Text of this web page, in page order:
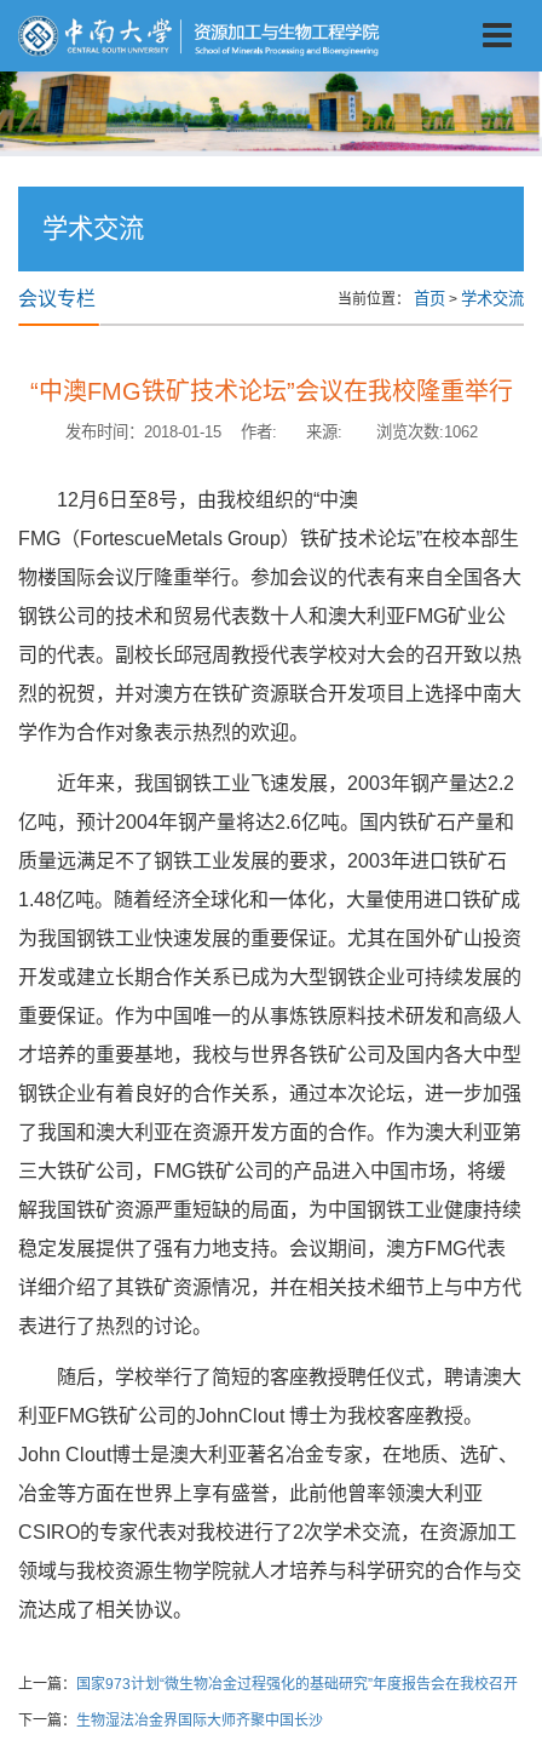
学术交流
会议专栏 当前位置： 首页 > 学术交流
“中澳FMG铁矿技术论坛”会议在我校隆重举行
发布时间：2018-01-15 作者: 来源: 浏览次数:1062
12月6日至8号，由我校组织的“中澳
FMG（FortescueMetals Group）铁矿技术论坛”在校本部生
物楼国际会议厅隆重举行。参加会议的代表有来自全国各大
钢铁公司的技术和贸易代表数十人和澳大利亚FMG矿业公
司的代表。副校长邱冠周教授代表学校对大会的召开致以热
烈的祝贺，并对澳方在铁矿资源联合开发项目上选择中南大
学作为合作对象表示热烈的欢迎。
近年来，我国钢铁工业飞速发展，2003年钢产量达2.2
亿吨，预计2004年钢产量将达2.6亿吨。国内铁矿石产量和
质量远满足不了钢铁工业发展的要求，2003年进口铁矿石
1.48亿吨。随着经济全球化和一体化，大量使用进口铁矿成
为我国钢铁工业快速发展的重要保证。尤其在国外矿山投资
开发或建立长期合作关系已成为大型钢铁企业可持续发展的
重要保证。作为中国唯一的从事炼铁原料技术研发和高级人
才培养的重要基地，我校与世界各铁矿公司及国内各大中型
钢铁企业有着良好的合作关系，通过本次论坛，进一步加强
了我国和澳大利亚在资源开发方面的合作。作为澳大利亚第
三大铁矿公司，FMG铁矿公司的产品进入中国市场，将缓
解我国铁矿资源严重短缺的局面，为中国钢铁工业健康持续
稳定发展提供了强有力地支持。会议期间，澳方FMG代表
详细介绍了其铁矿资源情况，并在相关技术细节上与中方代
表进行了热烈的讨论。
随后，学校举行了简短的客座教授聘任仪式，聘请澳大
利亚FMG铁矿公司的JohnClout 博士为我校客座教授。
John Clout博士是澳大利亚著名冶金专家，在地质、选矿、
冶金等方面在世界上享有盛誉，此前他曾率领澳大利亚
CSIRO的专家代表对我校进行了2次学术交流，在资源加工
领域与我校资源生物学院就人才培养与科学研究的合作与交
流达成了相关协议。
上一篇： 国家973计划“微生物冶金过程强化的基础研究”年度报告会在我校召开
下一篇： 生物湿法冶金界国际大师齐聚中国长沙